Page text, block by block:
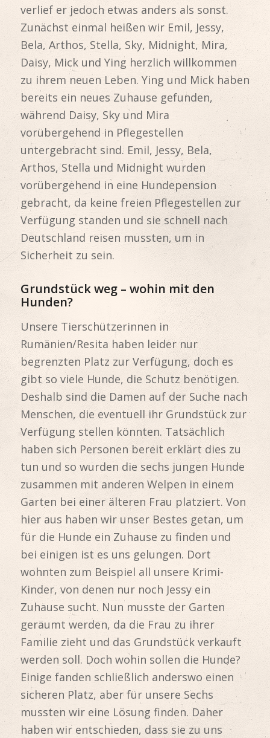
verlief er jedoch etwas anders als sonst.
Zunächst einmal heißen wir Emil, Jessy,
Bela, Arthos, Stella, Sky, Midnight, Mira,
Daisy, Mick und Ying herzlich willkommen
zu ihrem neuen Leben. Ying und Mick haben
bereits ein neues Zuhause gefunden,
während Daisy, Sky und Mira
vorübergehend in Pflegestellen
untergebracht sind. Emil, Jessy, Bela,
Arthos, Stella und Midnight wurden
vorübergehend in eine Hundepension
gebracht, da keine freien Pflegestellen zur
Verfügung standen und sie schnell nach
Deutschland reisen mussten, um in
Sicherheit zu sein.
Grundstück weg – wohin mit den
Hunden?
Unsere Tierschützerinnen in
Rumänien/Resita haben leider nur
begrenzten Platz zur Verfügung, doch es
gibt so viele Hunde, die Schutz benötigen.
Deshalb sind die Damen auf der Suche nach
Menschen, die eventuell ihr Grundstück zur
Verfügung stellen könnten. Tatsächlich
haben sich Personen bereit erklärt dies zu
tun und so wurden die sechs jungen Hunde
zusammen mit anderen Welpen in einem
Garten bei einer älteren Frau platziert. Von
hier aus haben wir unser Bestes getan, um
für die Hunde ein Zuhause zu finden und
bei einigen ist es uns gelungen. Dort
wohnten zum Beispiel all unsere Krimi-
Kinder, von denen nur noch Jessy ein
Zuhause sucht. Nun musste der Garten
geräumt werden, da die Frau zu ihrer
Familie zieht und das Grundstück verkauft
werden soll. Doch wohin sollen die Hunde?
Einige fanden schließlich anderswo einen
sicheren Platz, aber für unsere Sechs
mussten wir eine Lösung finden. Daher
haben wir entschieden, dass sie zu uns